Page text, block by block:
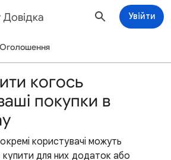
Увійти
Оголошення
когось
покупки в
користувачі можуть
для них додаток або